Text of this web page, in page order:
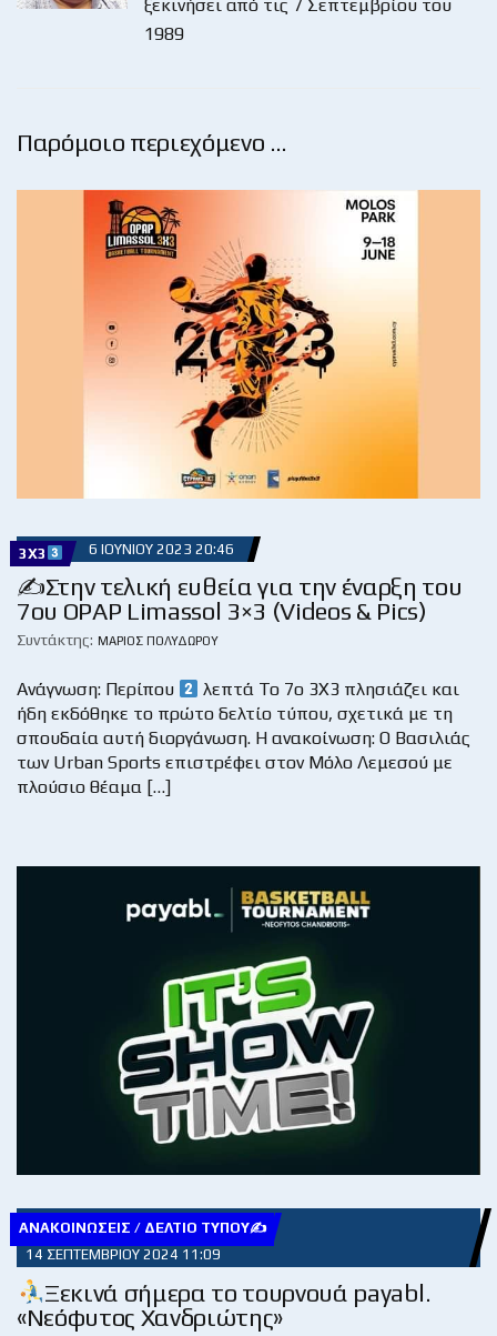
ξεκινήσει από τις 7 Σεπτεμβρίου του
1989
Παρόμοιο περιεχόμενο …
3X3 6 ΙΟΥΝΊΟΥ 2023 20:46
✍Στην τελική ευθεία για την έναρξη του
7ου OPAP Limassol 3×3 (Videos & Pics)
Συντάκτης: ΜΆΡΙΟΣ ΠΟΛΥΔΏΡΟΥ
Ανάγνωση: Περίπου
λεπτά Το 7ο 3Χ3 πλησιάζει και
ήδη εκδόθηκε το πρώτο δελτίο τύπου, σχετικά με τη
σπουδαία αυτή διοργάνωση. Η ανακοίνωση: Ο Βασιλιάς
των Urban Sports επιστρέφει στον Μόλο Λεμεσού με
πλούσιο θέαμα […]
ΑΝΑΚΟΙΝΏΣΕΙΣ / ΔΕΛΤΊΟ ΤΎΠΟΥ✍
14 ΣΕΠΤΕΜΒΡΊΟΥ 2024 11:09
Ξεκινά σήμερα το τουρνουά payabl.
«Νεόφυτος Χανδριώτης»